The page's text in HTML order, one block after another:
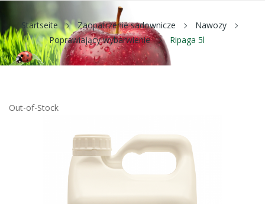
Startseite Zaopatrzenie sadownicze
Nawozy
Poprawiający wybarwienie
Ripaga 5l
Out-of-Stock